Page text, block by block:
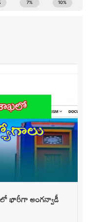
భారీగా అంగన్వాడీ